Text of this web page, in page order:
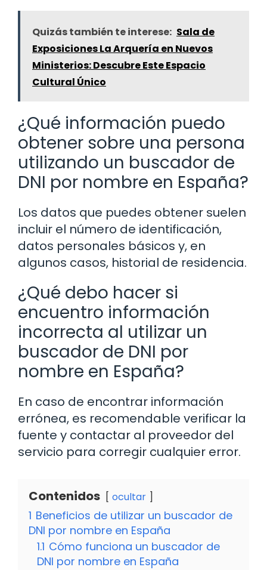
Quizás también te interese: Sala de
Exposiciones La Arquería en Nuevos
Ministerios: Descubre Este Espacio
Cultural Único
¿Qué información puedo
obtener sobre una persona
utilizando un buscador de
DNI por nombre en España?
Los datos que puedes obtener suelen
incluir el número de identificación,
datos personales básicos y, en
algunos casos, historial de residencia.
¿Qué debo hacer si
encuentro información
incorrecta al utilizar un
buscador de DNI por
nombre en España?
En caso de encontrar información
errónea, es recomendable verificar la
fuente y contactar al proveedor del
servicio para corregir cualquier error.
Contenidos ocultar
1 Beneficios de utilizar un buscador de
DNI por nombre en España
1.1 Cómo funciona un buscador de
DNI por nombre en España